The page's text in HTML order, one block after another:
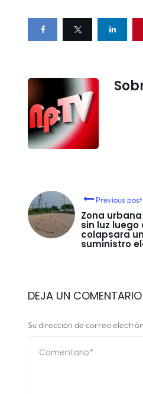
Previous post
Zona
sin luz luego
colapsara
suministro
DEJA UN COMENTARIO
Su dirección de correo